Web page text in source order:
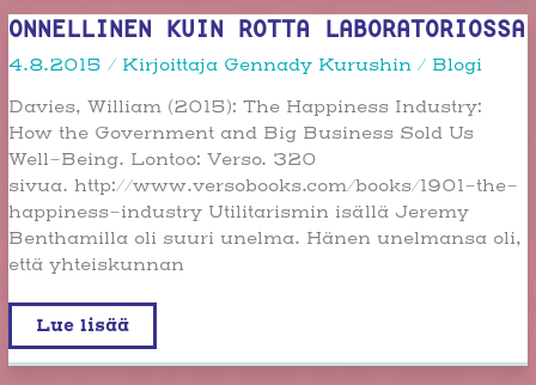
tuottamat
haasteet
ONNELLINEN KUIN ROTTA LABORATORIOSSA
4.8.2015 / Kirjoittaja Gennady Kurushin/ Blogi
Davies, William (2015): The Happiness Industry:
How the Government and Big Business Sold Us
Well-Being. Lontoo: Verso. 320
sivua. http://www.versobooks.com/books/1901-the-
happiness-industry Utilitarismin isällä Jeremy
Benthamilla oli suuri unelma. Hänen unelmansa oli,
että yhteiskunnan
Onnellinen
kuin
rotta
laboratoriossa
Lue lisää